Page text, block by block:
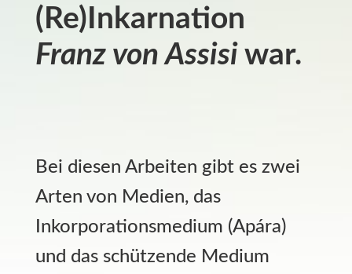
(Re)Inkarnation
Franz von Assisi war.
Bei diesen Arbeiten gibt es zwei
Arten von Medien, das
Inkorporationsmedium (Apára)
und das schützende Medium